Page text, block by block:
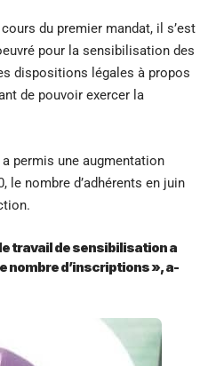
du premier mandat, il s’est
pour la sensibilisation des
dispositions légales à propos
de pouvoir exercer la
permis une augmentation
le nombre d’adhérents en juin
travail de sensibilisation a
nombre d’inscriptions », a-